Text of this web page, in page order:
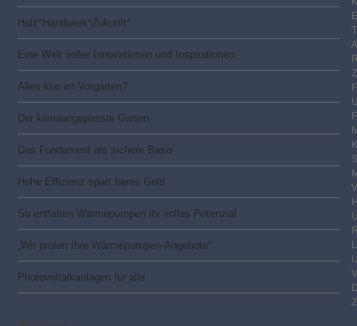
Holz*Handwerk*Zukunft*
Eine Welt voller Innovationen und Inspirationen
Alles klar im Vorgarten?
Der klimaangepasste Garten
Das Fundament als sichere Basis
Hohe Effizienz spart bares Geld
So entfalten Wärmepumpen ihr volles Potenzial
„Wir prüfen Ihre Wärmepumpen-Angebote“
Photovoltaik­­anlagen für alle